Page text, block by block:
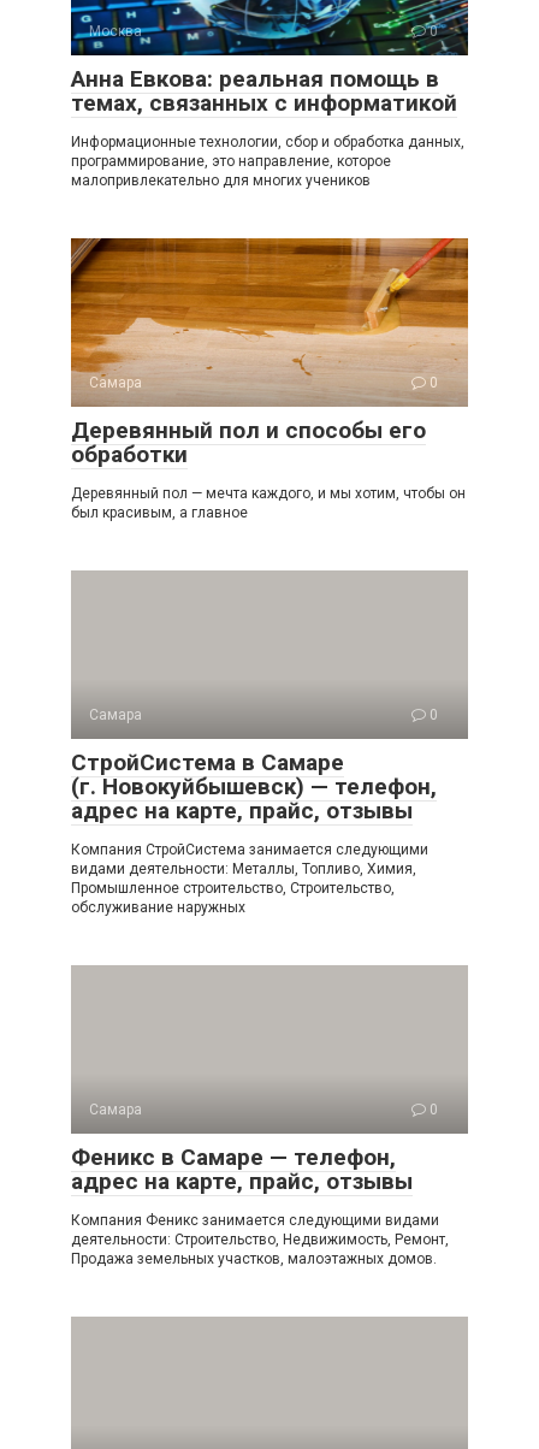
Москва 0
Анна Евкова: реальная помощь в
темах, связанных с информатикой
Информационные технологии, сбор и обработка данных,
программирование, это направление, которое
малопривлекательно для многих учеников
Самара 0
Деревянный пол и способы его
обработки
Деревянный пол — мечта каждого, и мы хотим, чтобы он
был красивым, а главное
Самара 0
СтройСистема в Самаре
(г. Новокуйбышевск) — телефон,
адрес на карте, прайс, отзывы
Компания СтройСистема занимается следующими
видами деятельности: Металлы, Топливо, Химия,
Промышленное строительство, Строительство,
обслуживание наружных
Самара 0
Феникс в Самаре — телефон,
адрес на карте, прайс, отзывы
Компания Феникс занимается следующими видами
деятельности: Строительство, Недвижимость, Ремонт,
Продажа земельных участков, малоэтажных домов.